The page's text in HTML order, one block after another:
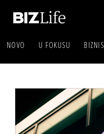
NOVO U FOKUSU BIZNIS